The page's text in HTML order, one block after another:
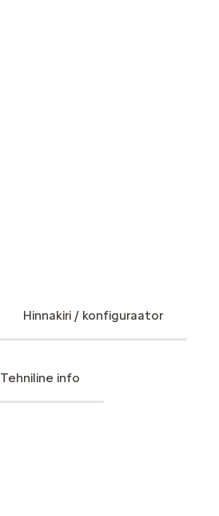
Hinnakiri / konfiguraator
Tehniline info